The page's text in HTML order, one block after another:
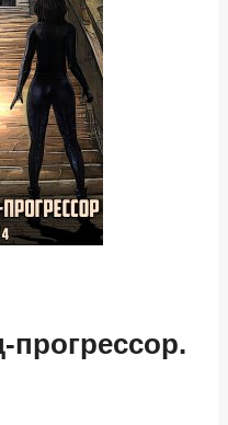
прогрессор.